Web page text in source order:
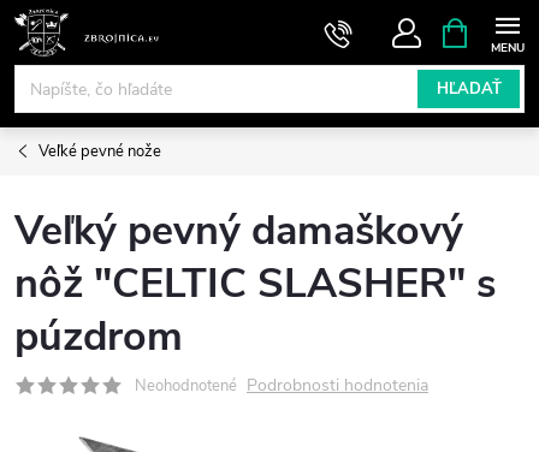
Prejsť
obsah
HĽADAŤ
KOŠÍK
Veľké pevné nože
Veľký pevný damaškový
nôž "CELTIC SLASHER" s
púzdrom
Neohodnotené Podrobnosti hodnotenia